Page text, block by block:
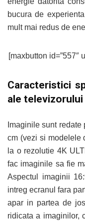
bucura de
mult mai redus de
[maxbutton id=”557″
Caracteristici
ale televizorului
Imaginile sunt
cm (vezi si modelele
la o rezolutie 4K
fac imaginile sa fie
Aspectul imaginii
intreg ecranul fara
apar in partea de
ridicata a imaginilor,